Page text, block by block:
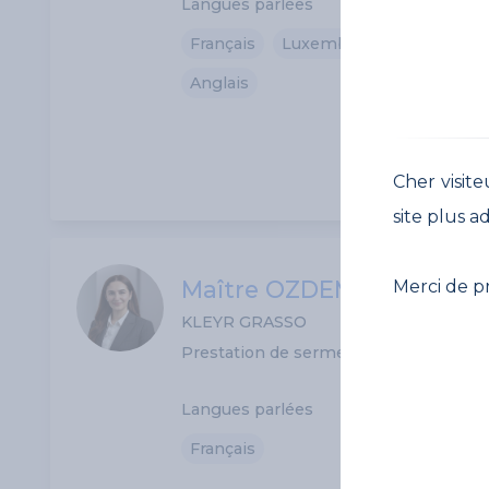
Langues parlées
Français
Luxembourgeois
Anglais
Maître OZDEMIR
KLEYR GRASSO
Prestation de serment: N/D
Langues parlées
Français
Cher
site plus
Merci de